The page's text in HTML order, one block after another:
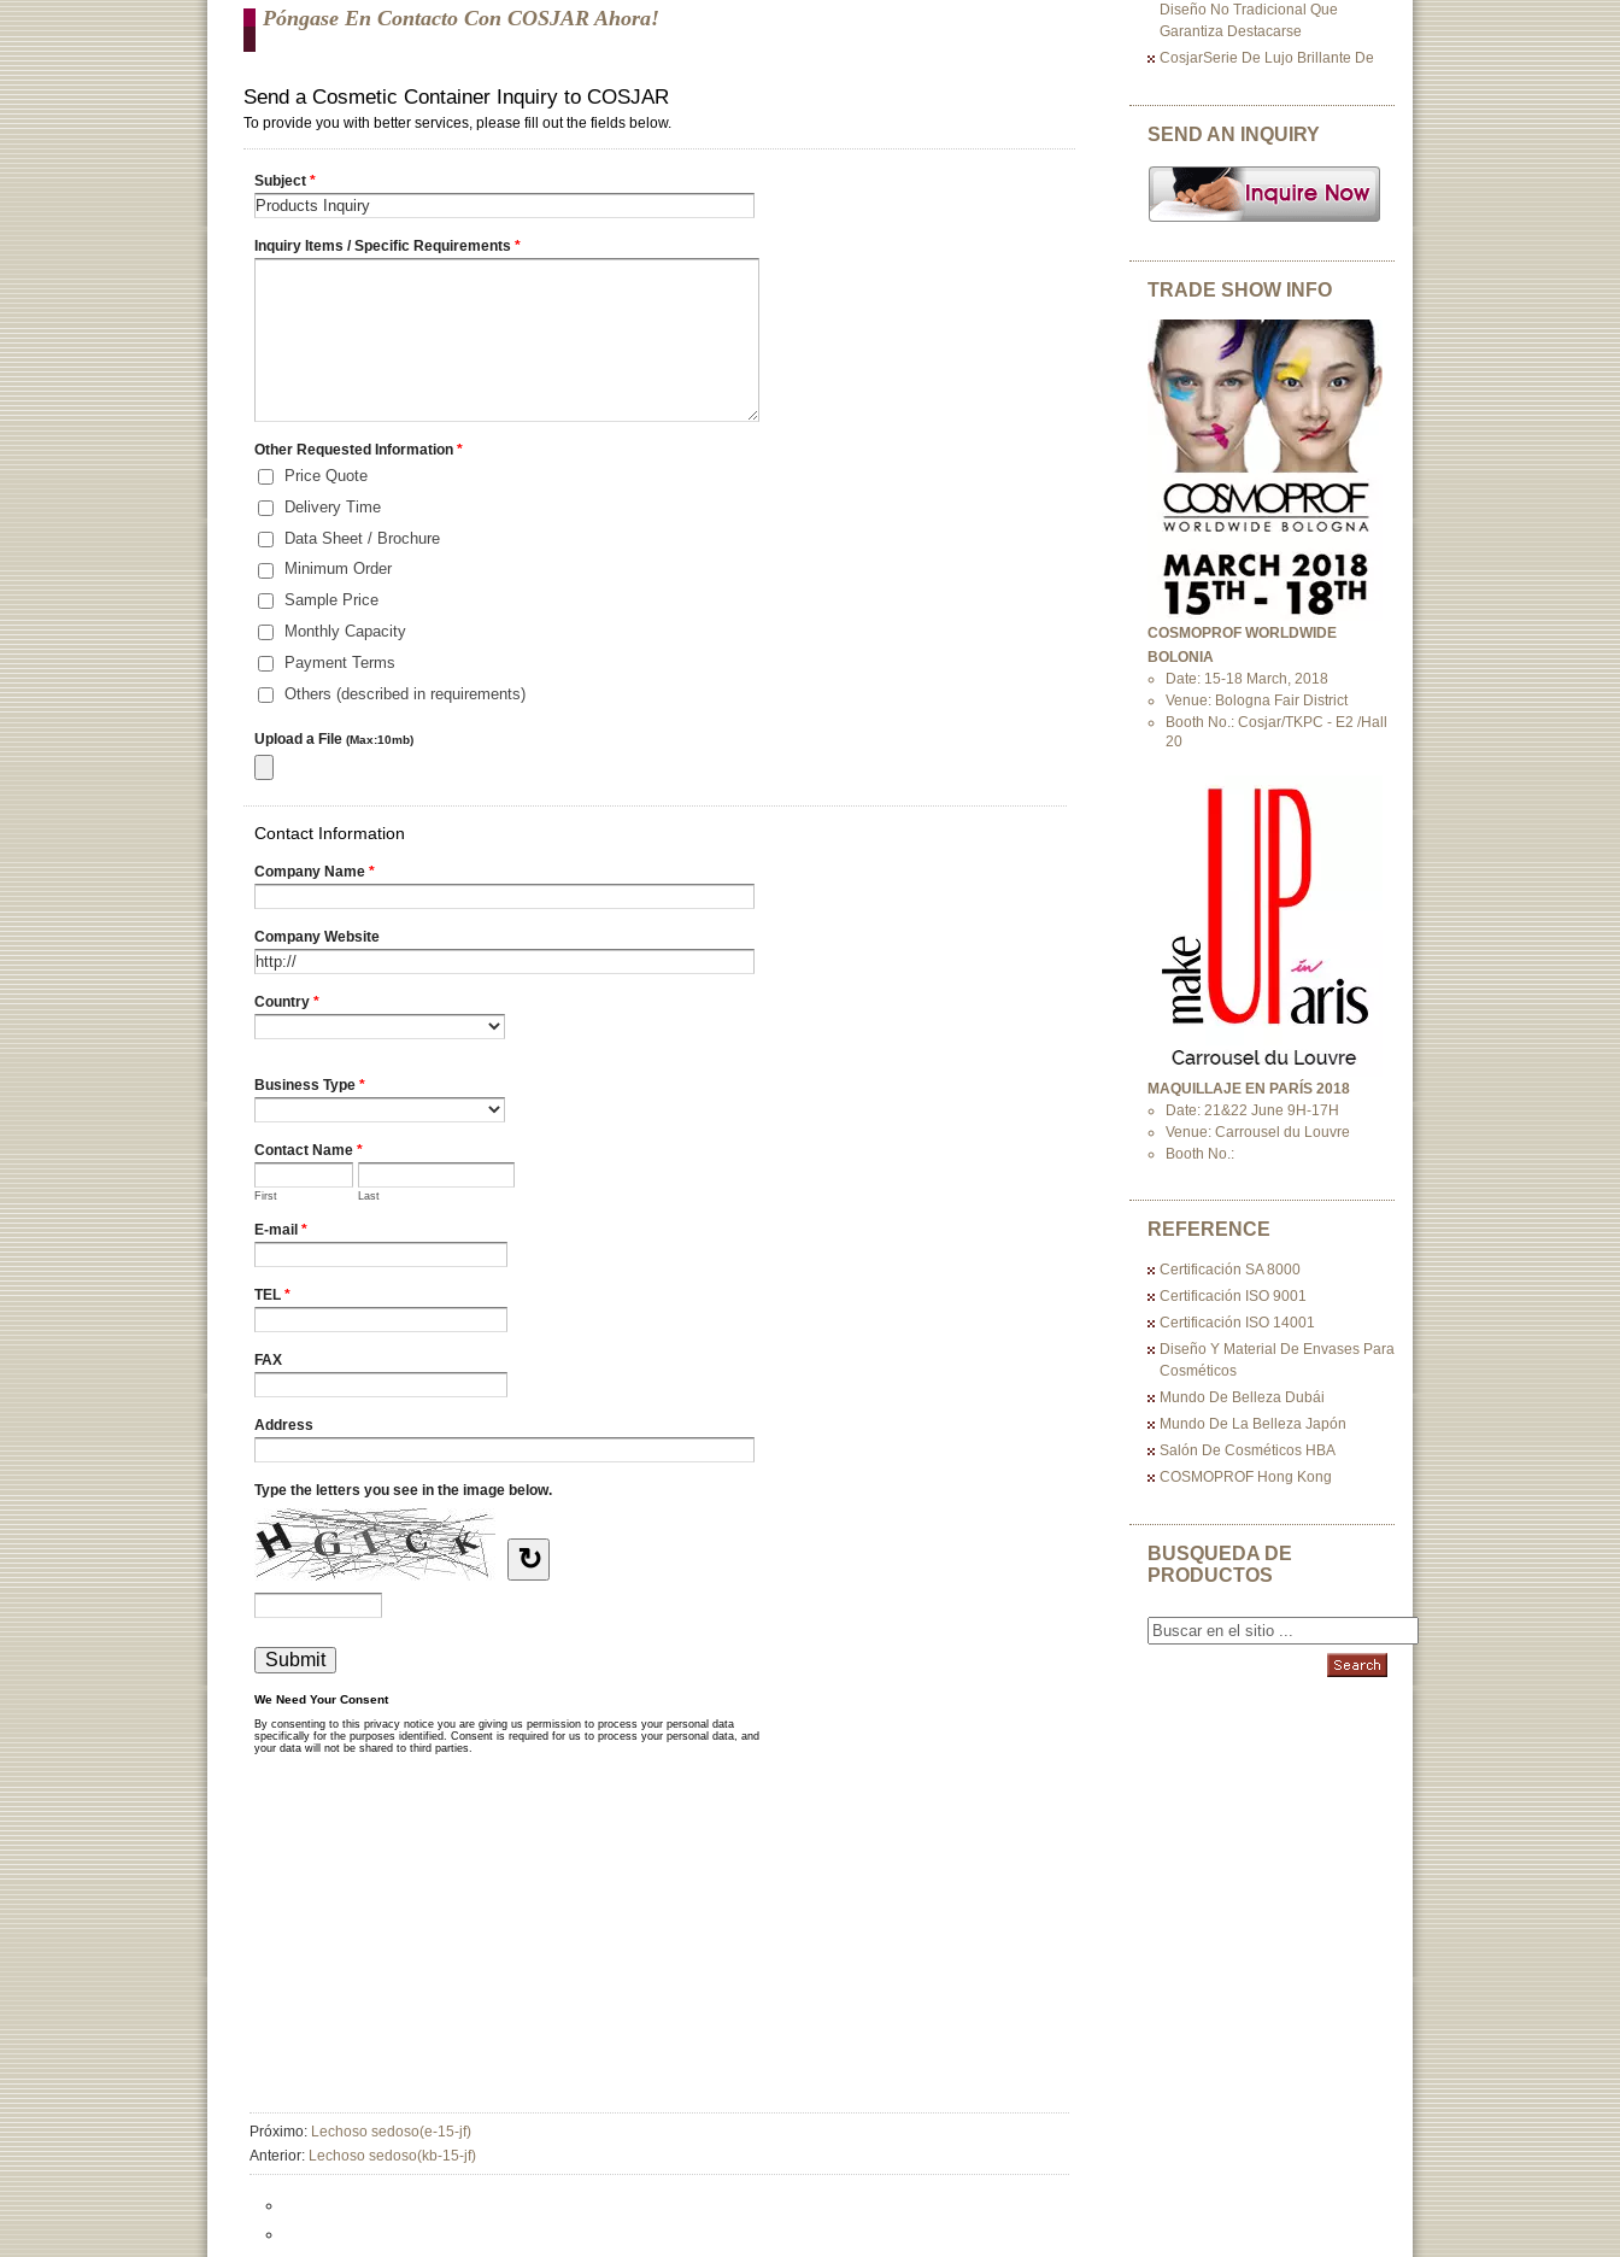
Póngase En Contacto Con COSJAR Ahora!
Próximo: Lechoso sedoso(e-15-jf)
Anterior: Lechoso sedoso(kb-15-jf)
Diseño No Tradicional Que
Garantiza Destacarse
CosjarSerie De Lujo Brillante De
SEND AN INQUIRY
TRADE SHOW INFO
COSMOPROF WORLDWIDE
BOLONIA
Date: 15-18 March, 2018
Venue: Bologna Fair District
Booth No.: Cosjar/TKPC - E2 /Hall
20
MAQUILLAJE EN PARÍS 2018
Date: 21&22 June 9H-17H
Venue: Carrousel du Louvre
Booth No.:
REFERENCE
Certificación SA 8000
Certificación ISO 9001
Certificación ISO 14001
Diseño Y Material De Envases Para
Cosméticos
Mundo De Belleza Dubái
Mundo De La Belleza Japón
Salón De Cosméticos HBA
COSMOPROF Hong Kong
BUSQUEDA DE
PRODUCTOS